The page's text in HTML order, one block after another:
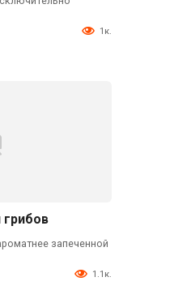
1к.
запеченной
1.1к.